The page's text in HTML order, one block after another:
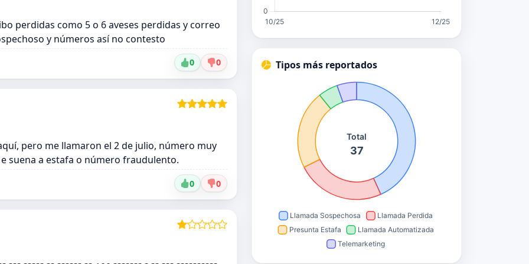
perdidas como 5 o 6 aveses perdidas y correo
y números así no contesto
0 0
pero me llamaron el 2 de julio, número muy
suena a estafa o número fraudulento.
0 0
Tipos más reportados